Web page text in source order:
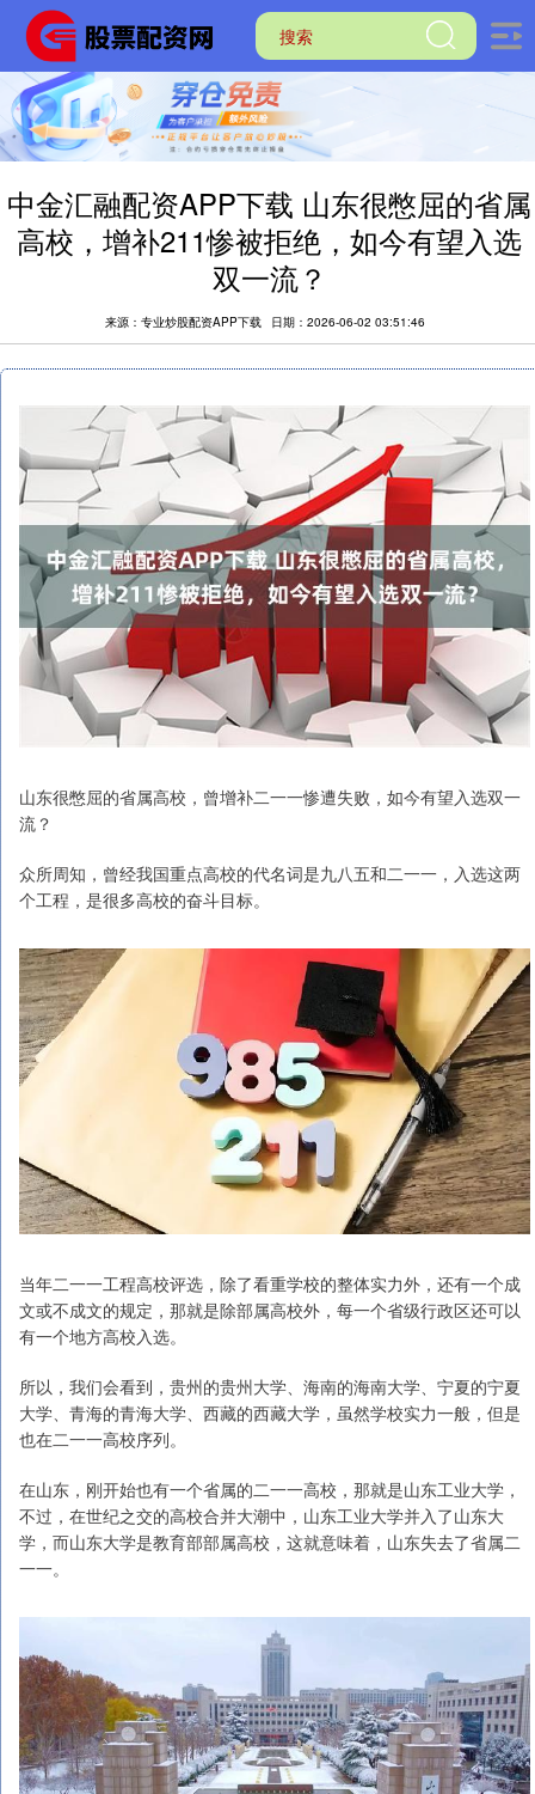
中金汇融配资APP下载 山东很憋屈的省属
高校，增补211惨被拒绝，如今有望入选
双一流？
来源：专业炒股配资APP下载 日期：2026-06-02 03:51:46
山东很憋屈的省属高校，曾增补二一一惨遭失败，如今有望入选双一
流？
众所周知，曾经我国重点高校的代名词是九八五和二一一，入选这两
个工程，是很多高校的奋斗目标。
当年二一一工程高校评选，除了看重学校的整体实力外，还有一个成
文或不成文的规定，那就是除部属高校外，每一个省级行政区还可以
有一个地方高校入选。
所以，我们会看到，贵州的贵州大学、海南的海南大学、宁夏的宁夏
大学、青海的青海大学、西藏的西藏大学，虽然学校实力一般，但是
也在二一一高校序列。
在山东，刚开始也有一个省属的二一一高校，那就是山东工业大学，
不过，在世纪之交的高校合并大潮中，山东工业大学并入了山东大
学，而山东大学是教育部部属高校，这就意味着，山东失去了省属二
一一。